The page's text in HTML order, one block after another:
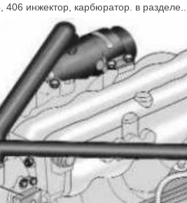
406 инжектор, карбюратор. в разделе...